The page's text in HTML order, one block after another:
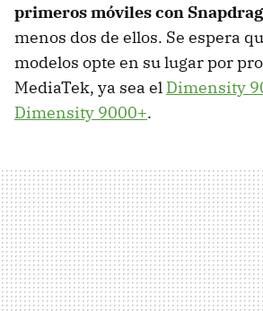
primeros móviles con
menos dos de ellos. Se espera
modelos opte en su lugar por
MediaTek, ya sea el Dimensity
Dimensity 9000+.